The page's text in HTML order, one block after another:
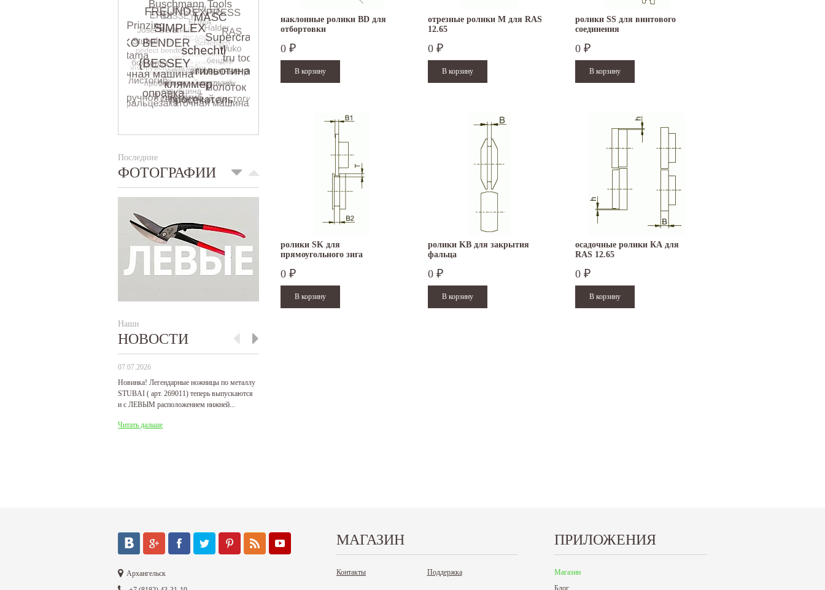
Последние
ФОТОГРАФИИ
Наши
НОВОСТИ
07.07.2026
Новинка! Легендарные ножницы по металлу
STUBAI ( арт. 269011) теперь выпускаются
и с ЛЕВЫМ расположением нижней...
Читать дальше
наклонные ролики BD для
отбортовки
0 ₽
отрезные ролики M для RAS
12.65
0 ₽
ролики SS для винтового
соединения
0 ₽
ролики SK для
прямоугольного зига
0 ₽
ролики KB для закрытия
фальца
0 ₽
осадочные ролики КА для
RAS 12.65
0 ₽
Архангельск
МАГАЗИН
Контакты Поддержка
ПРИЛОЖЕНИЯ
Магазин
Блог